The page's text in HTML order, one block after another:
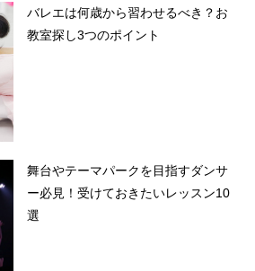
バレエは何歳から習わせるべき？お
教室探し3つのポイント
舞台やテーマパークを目指すダンサ
ー必見！受けておきたいレッスン10
選